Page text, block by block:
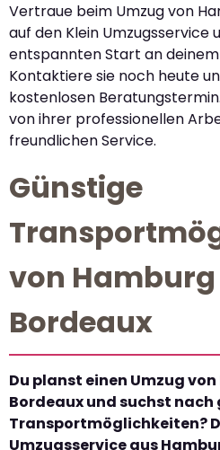
Vertraue beim Umzug von
auf den Klein Umzugsservice
entspannten Start an
Kontaktiere sie noch heute
kostenlosen
von ihrer professionellen
freundlichen Service.
Günstige
von
Bordeaux
Du planst einen Umzug
Bordeaux und suchst
Transportmöglichkeiten?
Umzugsservice aus